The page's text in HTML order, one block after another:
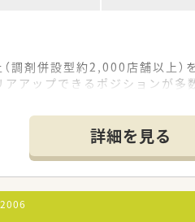
剤併設型約2,000店舗以上）
アップできるポジションが多
豊富な社内研修や外部組織と連
らこそ活躍できるキャリアパ
マネジャーや営業部長等のマ
を活かせるスペシャリストを目
商品部門等の本社スタッフな
しており、在宅医療へもしっ
可能で、時短制度は小学5年
詳細を見る